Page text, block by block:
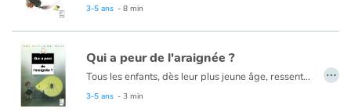
3-5 ans - 8 min
Qui a peur de l'araignée ?
Tous les enfants, dès leur plus jeune âge, ressentent la peur, imaginaire ou bien réelle ! Alors, racontez-leur ces histoires qui les emmènent au bout de leurs terreurs enfantines, pour apprendre à en sourire…
3-5 ans - 3 min
…